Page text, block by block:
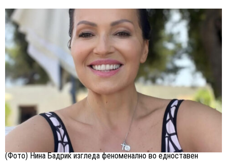
(Фото) Нина Бадриќ изгледа феноменално во едноставен